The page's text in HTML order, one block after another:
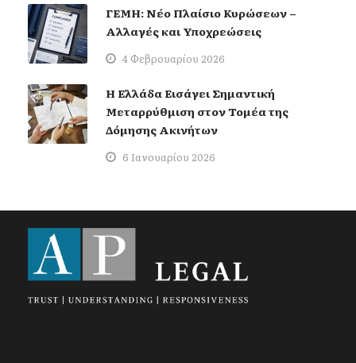
ΓΕΜΗ: Νέο Πλαίσιο Κυρώσεων –
Αλλαγές και Υποχρεώσεις
4 Φεβρουαρίου 2026
Η Ελλάδα Εισάγει Σημαντική
Μεταρρύθμιση στον Τομέα της
Δόμησης Ακινήτων
6 Ιανουαρίου 2026